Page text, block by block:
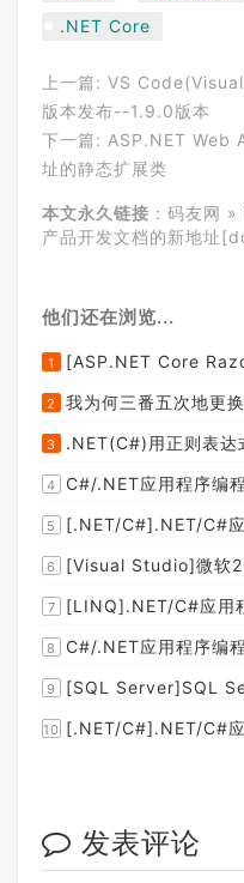
.NET Core
上一篇: VS
版本发布--1.9.0版本
下一篇: ASP.NET Web
址的静态扩展类
本文永久链接 ： 码友网 »
产品开发文档的新地址
他们还在浏览...
1 [ASP.NET Core Razor Pages系列教
2 我为何三番五次地更
3 .NET(C#)用正则表达式清除
4 C#/.NET应用程序编程开发中
5 [.NET/C#].NET/C#应用程序开发的
6 [Visual Studio]微软2018 Build大会:发布Visual
7 [LINQ].NET/C#应用程序开发中如何使用
8 C#/.NET应用程序编程开发中根据查
9 [SQL Server]SQL Server
10 [.NET/C#].NET/C#应用程序开发中
发表评论